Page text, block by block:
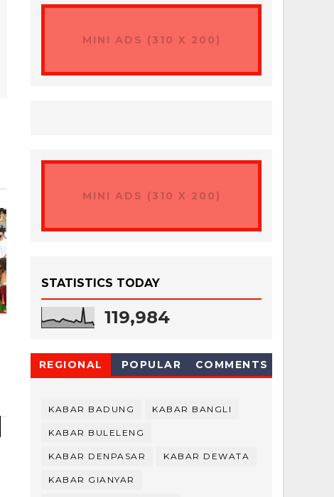
MINI ADS (310 X 200)
MINI ADS (310 X 200)
STATISTICS TODAY
119,984
REGIONAL POPULAR COMMENTS
KABAR BADUNG KABAR BANGLI
KABAR BULELENG
KABAR DENPASAR KABAR DEWATA
KABAR GIANYAR